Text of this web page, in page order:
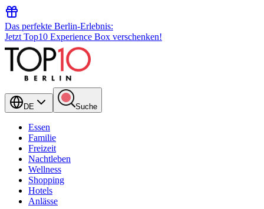
Das perfekte Berlin-Erlebnis:
Jetzt Top10 Experience Box verschenken!
DE Suche
Essen
Familie
Freizeit
Nachtleben
Wellness
Shopping
Hotels
Anlässe